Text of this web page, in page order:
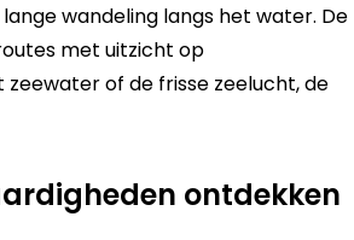
wandeling langs het water. De
met uitzicht op
of de frisse zeelucht, de
ontdekken